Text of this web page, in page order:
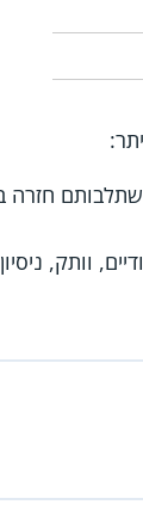
חזרה
וותק,